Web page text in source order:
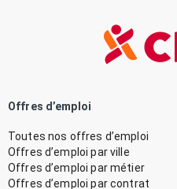
Offres d’emploi
Toutes nos offres d’emploi
Offres d’emploi par ville
Offres d’emploi par métier
Offres d’emploi par contrat